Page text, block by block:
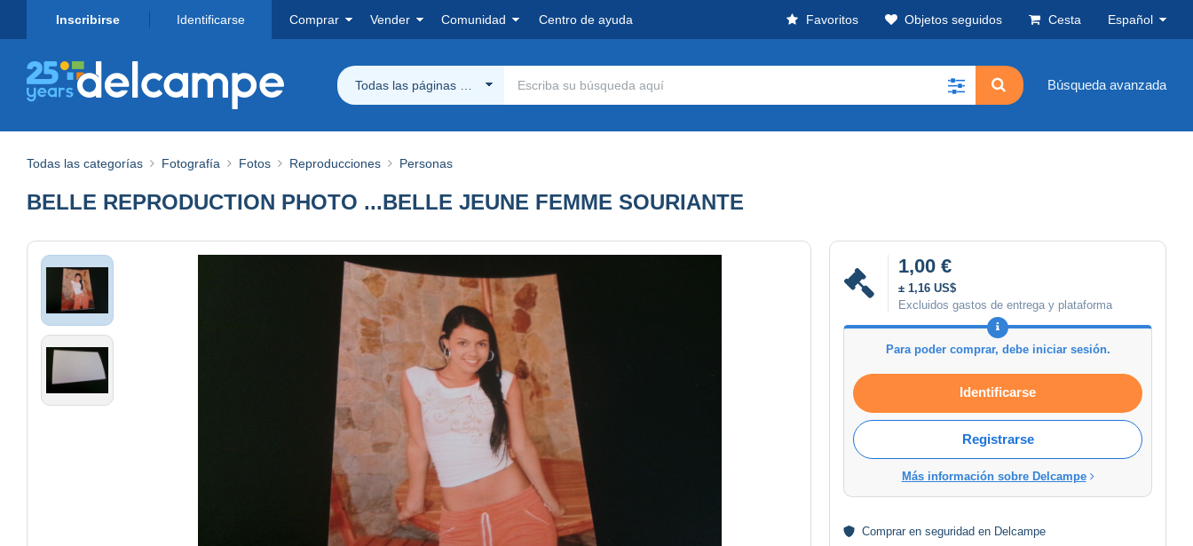
Inscribirse Identificarse Comprar Vender Comunidad Centro de ayuda Favoritos Objetos seguidos Cesta Español
Todas las páginas Delcampe Búsqueda avanzada
Todas las categorías Fotografía Fotos Reproducciones Personas
BELLE REPRODUCTION PHOTO ...BELLE JEUNE FEMME SOURIANTE
1,00 €
± 1,16 US$
Excluidos gastos de entrega y plataforma
Para poder comprar, debe iniciar sesión.
Identificarse
Registrarse
Más información sobre Delcampe
Comprar en seguridad en Delcampe